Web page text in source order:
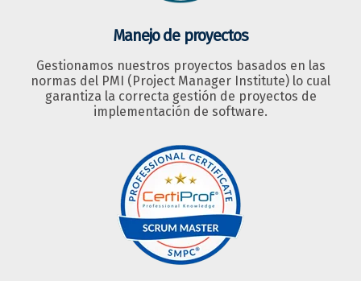
Manejo de proyectos
Gestionamos nuestros proyectos basados en las
normas del PMI (Project Manager Institute) lo cual
garantiza la correcta gestión de proyectos de
implementación de software.